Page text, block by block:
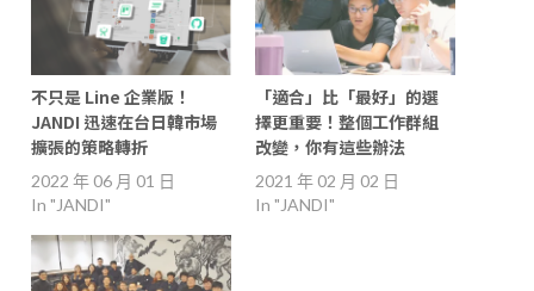
不只是 Line 企業版！
JANDI 迅速在台日韓市場
擴張的策略轉折
2022 年 06 月 01 日
In "JANDI"
「適合」比「最好」的選
擇更重要！整個工作群組
改變，你有這些辦法
2021 年 02 月 02 日
In "JANDI"